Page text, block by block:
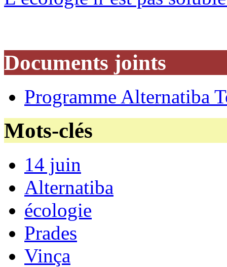
Documents joints
Programme Alternatiba
Mots-clés
14 juin
Alternatiba
écologie
Prades
Vinça